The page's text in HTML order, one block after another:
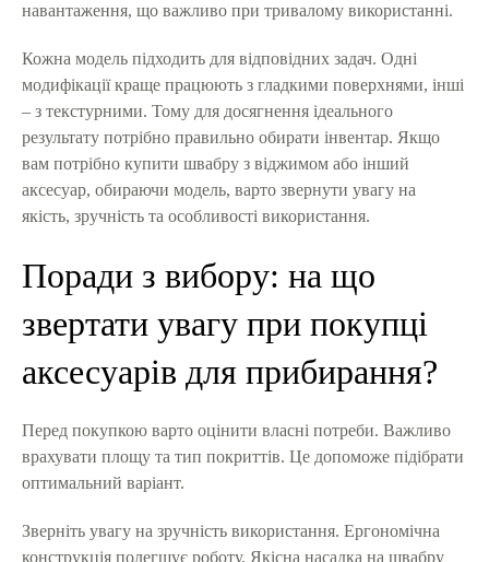
навантаження, що важливо при тривалому використанні.
Кожна модель підходить для відповідних задач. Одні
модифікації краще працюють з гладкими поверхнями, інші
– з текстурними. Тому для досягнення ідеального
результату потрібно правильно обирати інвентар. Якщо
вам потрібно купити швабру з віджимом або інший
аксесуар, обираючи модель, варто звернути увагу на
якість, зручність та особливості використання.
Поради з вибору: на що
звертати увагу при покупці
аксесуарів для прибирання?
Перед покупкою варто оцінити власні потреби. Важливо
врахувати площу та тип покриттів. Це допоможе підібрати
оптимальний варіант.
Зверніть увагу на зручність використання. Ергономічна
конструкція полегшує роботу. Якісна насадка на швабру